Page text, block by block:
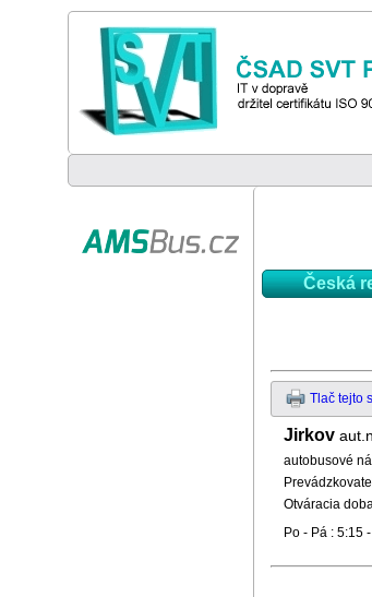
Česká
Tlač tejto
Jirkov
autobusové
Otváracia
Po - Pá : 5:15